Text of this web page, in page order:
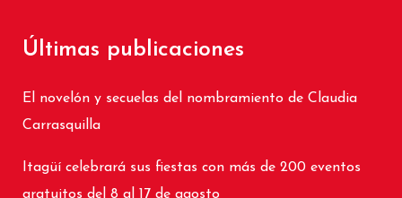
Últimas publicaciones
El novelón y secuelas del nombramiento de Claudia
Carrasquilla
Itagüí celebrará sus fiestas con más de 200 eventos
gratuitos del 8 al 17 de agosto